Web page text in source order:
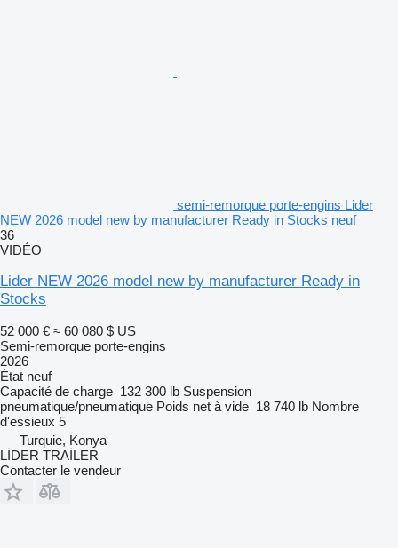
semi-remorque porte-engins Lider
NEW 2026 model new by manufacturer Ready in Stocks neuf
36
VIDÉO
Lider NEW 2026 model new by manufacturer Ready in
Stocks
52 000 € ≈ 60 080 $ US
Semi-remorque porte-engins
2026
État neuf
Capacité de charge 132 300 lb Suspension
pneumatique/pneumatique Poids net à vide 18 740 lb Nombre
d'essieux 5
Turquie, Konya
LİDER TRAİLER
Contacter le vendeur